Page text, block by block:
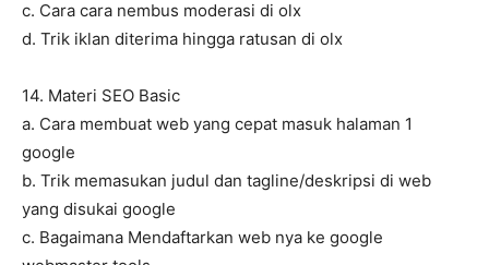
c. Cara cara nembus moderasi di olx
d. Trik iklan diterima hingga ratusan di olx
14. Materi SEO Basic
a. Cara membuat web yang cepat masuk halaman 1
google
b. Trik memasukan judul dan tagline/deskripsi di web
yang disukai google
c. Bagaimana Mendaftarkan web nya ke google